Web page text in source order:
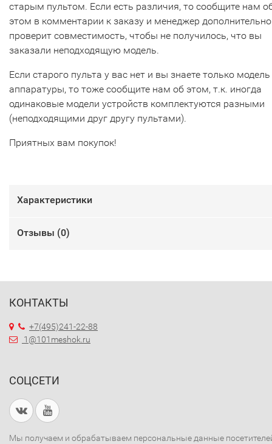
старым пультом. Если есть различия, то сообщите нам
этом в комментарии к заказу и менеджер дополнительно
проверит совместимость, чтобы не получилось, что вы
заказали неподходящую модель.
Если старого пульта у вас нет и вы знаете только модель
аппаратуры, то тоже сообщите нам об этом, т.к. иногда
одинаковые модели устройств комплектуются разными
(неподходящими друг другу пультами).
Приятных вам покупок!
Характеристики
Отзывы (0)
КОНТАКТЫ
+7(495)241-22-88
1@101meshok.ru
СОЦСЕТИ
Мы получаем и обрабатываем персональные данные